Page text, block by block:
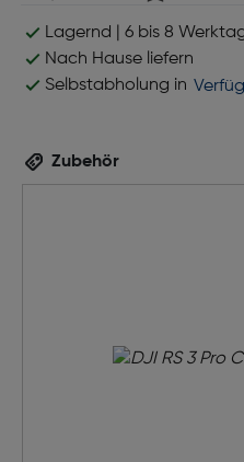
Lagernd | 6 bis 8
Nach Hause liefern
Selbstabholung in
Zubehör